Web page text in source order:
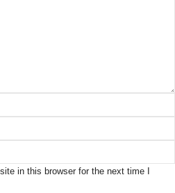
in this browser for the next time I